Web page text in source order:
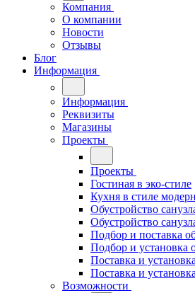
Компания
О компании
Новости
Отзывы
Блог
Информация
Информация
Реквизиты
Магазины
Проекты
Проекты
Гостиная в эко-стиле
Кухня в стиле модерн
Обустройство
Обустройство
Подбор и поставка
Подбор и установка
Поставка и
Поставка и
Возможности